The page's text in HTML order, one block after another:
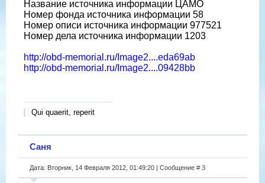
Название источника информации ЦАМО
Номер фонда источника информации 58
Номер описи источника информации 977521
Номер дела источника информации 1203
http://obd-memorial.ru/Image2....eda69ab
http://obd-memorial.ru/Image2....09428bb
Qui quaerit, reperit
Саня
Дата: Вторник, 14 Февраля 2012, 01:49:20 | Сообщение # 3